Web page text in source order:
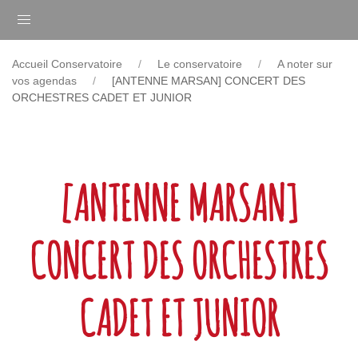
Accueil Conservatoire Le conservatoire
A noter sur
vos agendas
[ANTENNE MARSAN] CONCERT DES
ORCHESTRES CADET ET JUNIOR
[ANTENNE MARSAN]
CONCERT DES ORCHESTRES
CADET ET JUNIOR